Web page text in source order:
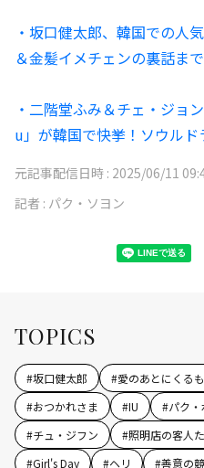
・坂口健太郎、韓国での人
＆金髪イメチェンの裏話ま
・二階堂ふみ＆チェ・ジョ
u」が韓国で快挙！ソウル
元記事配信日時 : 2025/06/11
記者 : パク・ソヨン
TOPICS
#坂口健太郎 #愛のあとにくる
#おつかれさま #IU #パク
#チュ・ジフン #照明店の客人
#Girl's Day #ヘリ #善意の